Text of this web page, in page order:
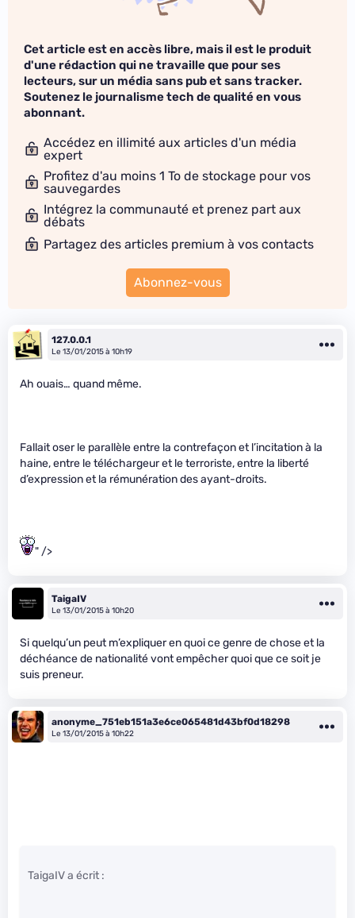
Cet article est en accès libre, mais il est le produit
d'une rédaction qui ne travaille que pour ses
lecteurs, sur un média sans pub et sans tracker.
Soutenez le journalisme tech de qualité en vous
abonnant.
Accédez en illimité aux articles d'un média
expert
Profitez d'au moins 1 To de stockage pour vos
sauvegardes
Intégrez la communauté et prenez part aux
débats
Partagez des articles premium à vos contacts
Abonnez-vous
127.0.0.1
Le 13/01/2015 à 10h19
Ah ouais… quand même.
Fallait oser le parallèle entre la contrefaçon et l’incitation à la
haine, entre le téléchargeur et le terroriste, entre la liberté
d’expression et la rémunération des ayant-droits.
" />
TaigaIV
Le 13/01/2015 à 10h20
Si quelqu’un peut m’expliquer en quoi ce genre de chose et la
déchéance de nationalité vont empêcher quoi que ce soit je
suis preneur.
anonyme_751eb151a3e6ce065481d43bf0d18298
Le 13/01/2015 à 10h22
TaigaIV a écrit :